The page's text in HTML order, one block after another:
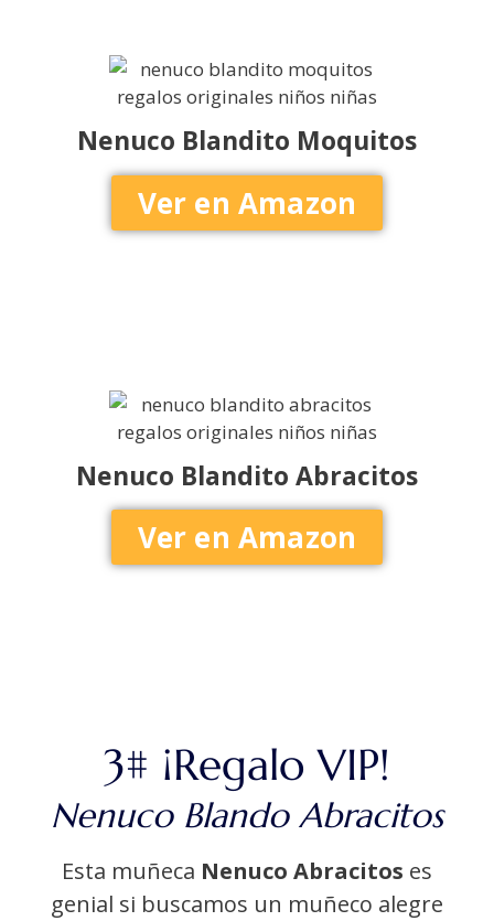
Nenuco Blandito Moquitos
Ver en Amazon
Nenuco Blandito Abracitos
Ver en Amazon
3# ¡Regalo VIP!
Nenuco Blando Abracitos
Esta muñeca Nenuco Abracitos es
genial si buscamos un muñeco alegre